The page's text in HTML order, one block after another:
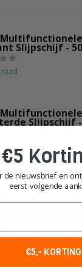
Multifunctionele
Slijpschijf -
Multifunctionele
Slijpschijf
u vragen over
dan gerust
€5
de nieuwsbrief en
eerst volgende
€5,- KORTING